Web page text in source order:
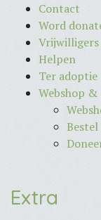
Contact
Word
Vrijwilligers
Helpen
Ter adoptie
Webshop
Extra